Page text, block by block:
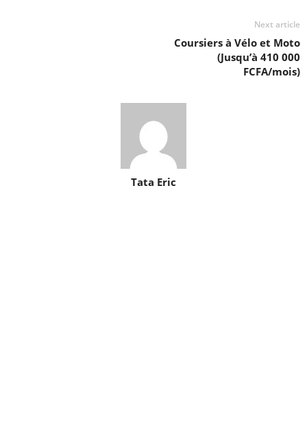
Next article
Coursiers à Vélo et Moto
(Jusqu’à 410 000
FCFA/mois)
Tata Eric